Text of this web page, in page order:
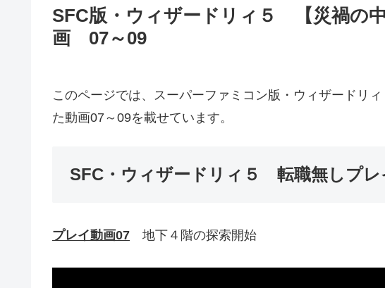
SFC版・ウィザードリィ５ 【災禍の
画 07～09
このページでは、スーパーファミコン版・ウィザードリ
た動画07～09を載せています。
SFC・ウィザードリィ５ 転職無しプレ
プレイ動画07 地下４階の探索開始